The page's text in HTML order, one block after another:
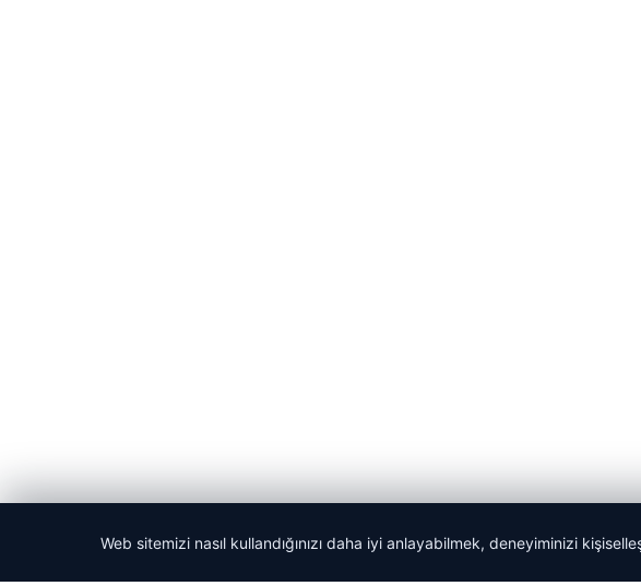
© 2026 Yerel Vakti – Güncel Haberler
Web sitemizi nasıl kullandığınızı daha iyi anlayabilmek, deneyiminizi